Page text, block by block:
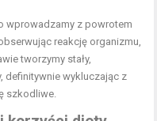
wprowadzamy z powrotem
reakcję organizmu,
tworzymy stały,
definitywnie wykluczając z
szkodliwe.